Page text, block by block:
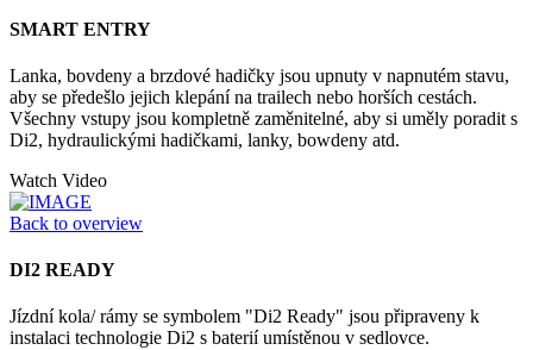
SMART ENTRY
Lanka, bovdeny a brzdové hadičky jsou upnuty v napnutém stavu,
aby se předešlo jejich klepání na trailech nebo horších cestách.
Všechny vstupy jsou kompletně zaměnitelné, aby si uměly poradit s
Di2, hydraulickými hadičkami, lanky, bowdeny atd.
Watch Video
Back to overview
DI2 READY
Jízdní kola/ rámy se symbolem "Di2 Ready" jsou připraveny k
instalaci technologie Di2 s baterií umístěnou v sedlovce.